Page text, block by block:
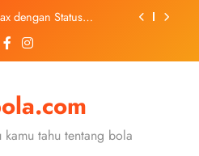
dengan Status
Salah, Tes
Transfer
WSL
kamu tahu tentang bola